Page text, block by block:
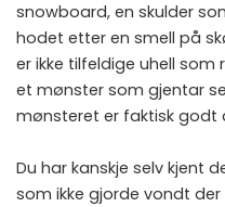
snowboard, en skulder
hodet etter en smell på
er ikke tilfeldige uhell
et mønster som gjentar
mønsteret er faktisk godt
Du har kanskje selv kjent
som ikke gjorde vondt